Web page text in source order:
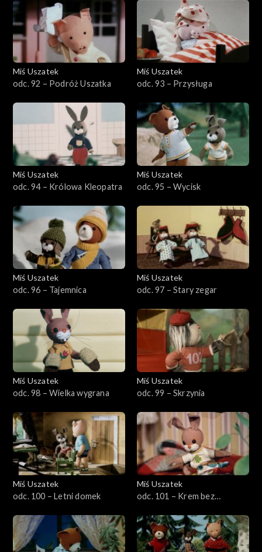
Miś Uszatek
odc. 92 – Podróż Uszatka
Miś Uszatek
odc. 93 – Przysługa
Miś Uszatek
odc. 94 – Królowa Kleopatra
Miś Uszatek
odc. 95 – Wycisk
Miś Uszatek
odc. 96 – Tajemnica
Miś Uszatek
odc. 97 – Stary zegar
Miś Uszatek
odc. 98 – Wielka wygrana
Miś Uszatek
odc. 99 – Skrzynia
Miś Uszatek
odc. 100 – Letni domek
Miś Uszatek
odc. 101 – Krem bez